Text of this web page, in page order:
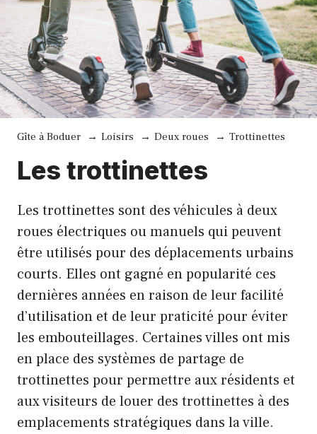
Gîte à Boduer Loisirs Deux roues Trottinettes
Les trottinettes
Les trottinettes sont des véhicules à deux
roues électriques ou manuels qui peuvent
être utilisés pour des déplacements urbains
courts. Elles ont gagné en popularité ces
dernières années en raison de leur facilité
d’utilisation et de leur praticité pour éviter
les embouteillages. Certaines villes ont mis
en place des systèmes de partage de
trottinettes pour permettre aux résidents et
aux visiteurs de louer des trottinettes à des
emplacements stratégiques dans la ville.